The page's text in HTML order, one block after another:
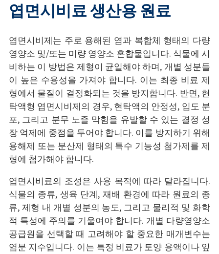
엽면시비료 생산용 원료
엽면시비제는 주로 용해된 염과 복합체 형태의 다량
영양소 및/또는 미량 영양소 혼합물입니다. 식물에 시
비하는 이 방법은 제형이 균일해야 하며, 개별 성분들
이 높은 수용성을 가져야 합니다. 이는 최종 비료 제
형에서 물질이 결정화되는 것을 방지합니다. 반면, 현
탁액형 엽면시비제의 경우, 현탁액의 안정성, 입도 분
포, 그리고 분무 노즐 막힘을 유발할 수 있는 결정 성
장 억제에 중점을 두어야 합니다. 이를 방지하기 위해
용해제 또는 분산제 형태의 특수 기능성 첨가제를 제
형에 첨가해야 합니다.
엽면시비료의 조성은 사용 목적에 따라 달라집니다.
식물의 종류, 생육 단계, 재배 환경에 따라 원료의 종
류, 제형 내 개별 성분의 농도, 그리고 물리적 및 화학
적 특성에 주의를 기울여야 합니다. 개별 다량영양소
공급원을 선택할 때 고려해야 할 중요한 매개변수는
염분 지수입니다. 이는 특정 비료가 토양 용액이나 잎